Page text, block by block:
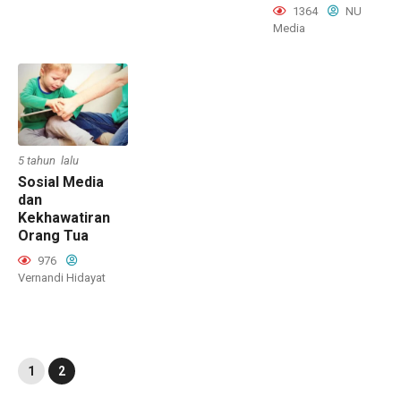
1364
NU
Media
5 tahun lalu
Sosial Media
dan
Kekhawatiran
Orang Tua
976
Vernandi Hidayat
1 2